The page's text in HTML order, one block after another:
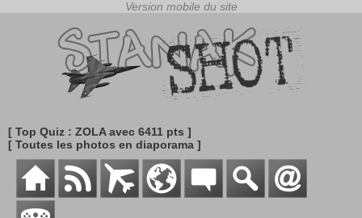
[ Top Quiz : ZOLA avec 6411 pts ]
[ Toutes les photos en diaporama ]